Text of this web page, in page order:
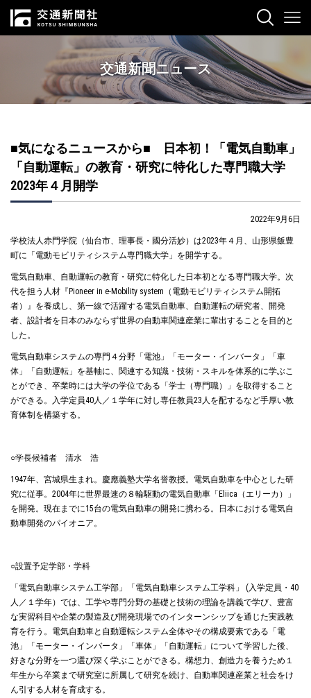
交通新聞ニュース
■気になるニュースから■ 日本初！「電気自動車」
「自動運転」の教育・研究に特化した専門職大学
2023年４月開学
2022年9月6日
学校法人赤門学院（仙台市、理事長・國分活妙）は2023年４月、山形県飯豊
町に「電動モビリティシステム専門職大学」を開学する。
電気自動車、自動運転の教育・研究に特化した日本初となる専門職大学。次
代を担う人材『Pioneer in e-Mobility system（電動モビリティシステム開拓
者）』を養成し、第一線で活躍する電気自動車、自動運転の研究者、開発
者、設計者を日本のみならず世界の自動車関連産業に輩出することを目的と
した。
電気自動車システムの専門４分野「電池」「モーター・インバータ」「車
体」「自動運転」を基軸に、関連する知識・技術・スキルを体系的に学ぶこ
とができ、卒業時には大学の学位である「学士（専門職）」を取得すること
ができる。入学定員40人／１学年に対し専任教員23人を配するなど手厚い教
育体制を構築する。
○学長候補者 清水 浩
1947年、宮城県生まれ。慶應義塾大学名誉教授。電気自動車を中心とした研
究に従事。2004年に世界最速の８輪駆動の電気自動車「Eliica（エリーカ）」
を開発。現在までに15台の電気自動車の開発に携わる。日本における電気自
動車開発のパイオニア。
○設置予定学部・学科
「電気自動車システム工学部」「電気自動車システム工学科」 (入学定員・40
人／１学年）では、工学や専門分野の基礎と技術の理論を講義で学び、豊富
な実習科目や企業の製造及び開発現場でのインターンシップを通じた実践教
育を行う。電気自動車と自動運転システム全体やその構成要素である「電
池」「モーター・インバータ」「車体」「自動運転」について学習した後、
好きな分野を一つ選び深く学ぶことができる。構想力、創造力を養うため１
年生から卒業まで研究室に所属して研究を続け、自動車関連産業と社会をけ
ん引する人材を育成する。